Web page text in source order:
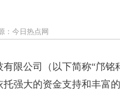
：今日热点网
限公司（以下简称“邝
托强大的资金支持和丰富